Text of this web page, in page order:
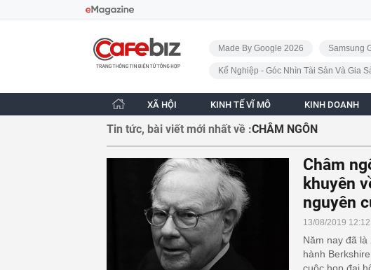
CafeBiz - Trang chủ
Made By Google 2026
Samsung
Kế Nghiệp - Góc Nhìn Tài Sản Và Gia
XÃ HỘI KINH TẾ VĨ MÔ KINH DOANH
Tin tức, bài viết mới nhất về :CHÂM NGÔN
Châm
khuyên
nguyên
13/08/2019
Năm nay đã
hành